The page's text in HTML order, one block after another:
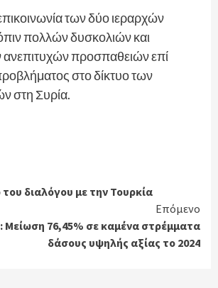
των δύο ιεραρχών
πολλών δυσκολιών και
προσπαθειών επί
στο δίκτυο των
στη Συρία.
διαλόγου με την Τουρκία
Επόμενο
Μείωση 76,45% σε καμένα στρέμματα
δάσους υψηλής αξίας το 2024